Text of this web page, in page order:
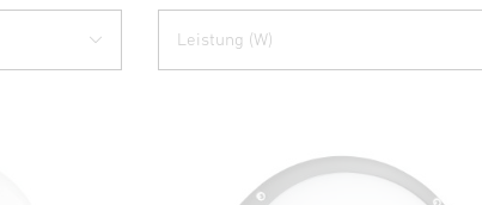
Leistung (W)